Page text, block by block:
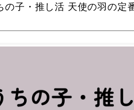
の子・推し活 天使の羽の